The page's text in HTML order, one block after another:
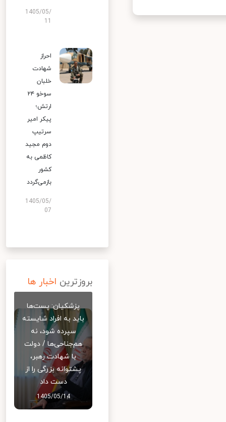
1405/05/
احراز
شهادت
خلبان
سوخو ۲۴
ارتش؛
پیکر امیر
سرتیپ
دوم مجید
کاظمی به
کشور
بازمی‌گردد
1405/05/
07
بروزترین اخبار ها
پزشکیان: پست‌ها
باید به افراد شایسته
سپرده شود، نه
هم‌جناحی‌ها / دولت
با شهادت رهبر،
پشتوانه بزرگی را از
دست داد
1405/05/14